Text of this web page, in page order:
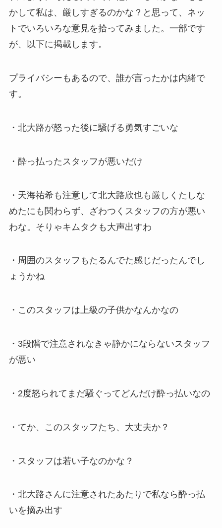
かして私は、厳しすぎるのかな？と思って、ネッ
トでいろいろな意見を拾ってみました。一部です
が、以下に掲載します。
プライバシーもあるので、誰が言ったかは内緒で
す。
・北大路が怒った後に騒げる勇気すごいな
・酔っ払ったスタッフが悪いだけ
・天海祐希も注意して北大路欣也も厳しくたしな
めたにも関わらず、ざわつくスタッフの方が悪い
わな。そりゃキムタクも大声出すわ
・周囲のスタッフもたるんでた感じだったんでし
ょうかね
・このスタッフは上級の子供かなんかなの
・3段階で注意されなきゃ静かにならないスタッフ
が悪い
・2度怒られてまだ騒ぐってどんだけ酔っ払いなの
・てか、このスタッフたち、大丈夫か？
・スタッフは若い子なのかな？
・北大路さんに注意されたあたりで私なら酔っ払
いを摘み出す